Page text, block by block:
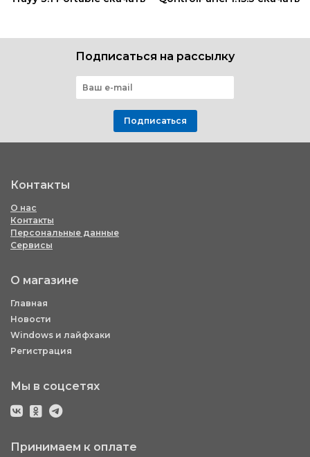
Подписаться на рассылку
Подписаться
Контакты
О нас
Контакты
Персональные данные
Сервисы
О магазине
Главная
Новости
Windows и лайфхаки
Регистрация
Мы в соцсетях
Принимаем к оплате